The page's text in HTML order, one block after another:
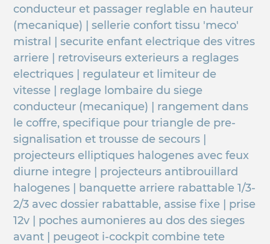
conducteur et passager reglable en hauteur
(mecanique) | sellerie confort tissu 'meco'
mistral | securite enfant electrique des vitres
arriere | retroviseurs exterieurs a reglages
electriques | regulateur et limiteur de
vitesse | reglage lombaire du siege
conducteur (mecanique) | rangement dans
le coffre, specifique pour triangle de pre-
signalisation et trousse de secours |
projecteurs elliptiques halogenes avec feux
diurne integre | projecteurs antibrouillard
halogenes | banquette arriere rabattable 1/3-
2/3 avec dossier rabattable, assise fixe | prise
12v | poches aumonieres au dos des sieges
avant | peugeot i-cockpit combine tete